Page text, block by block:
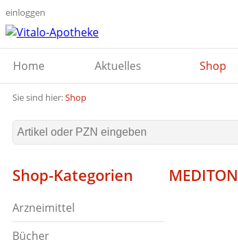
einloggen
Home Aktuelles Shop
Sie sind hier:Shop
Shop-Kategorien
Arzneimittel
Bücher